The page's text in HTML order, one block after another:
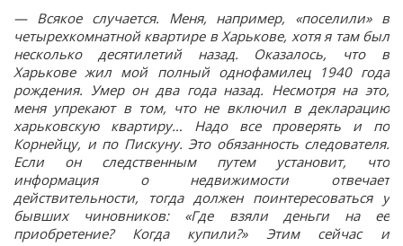
— Всякое случается. Меня, например, «поселили» в
четырехкомнатной квартире в Харькове, хотя я там был
несколько десятилетий назад. Оказалось, что в
Харькове жил мой полный однофамилец 1940 года
рождения. Умер он два года назад. Несмотря на это,
меня упрекают в том, что не включил в декларацию
харьковскую квартиру… Надо все проверять и по
Корнейцу, и по Пискуну. Это обязанность следователя.
Если он следственным путем установит, что
информация о недвижимости отвечает
действительности, тогда должен поинтересоваться у
бывших чиновников: «Где взяли деньги на ее
приобретение? Когда купили?» Этим сейчас и